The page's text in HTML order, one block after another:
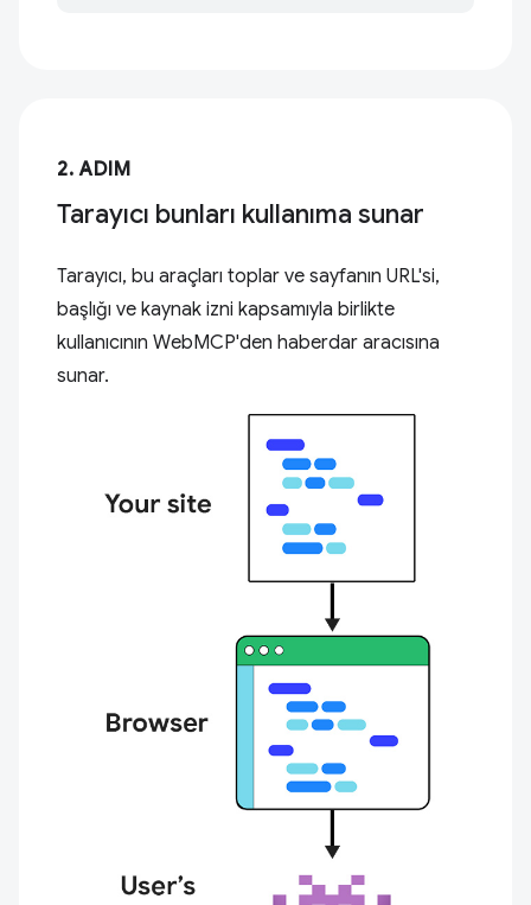
2. ADIM
Tarayıcı bunları kullanıma sunar
Tarayıcı, bu araçları toplar ve sayfanın URL'si,
başlığı ve kaynak izni kapsamıyla birlikte
kullanıcının WebMCP'den haberdar aracısına
sunar.